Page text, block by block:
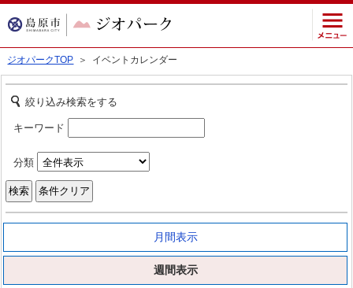
ジオパークTOP ＞ イベントカレンダー
絞り込み検索をする
キーワード
分類
月間表示
週間表示